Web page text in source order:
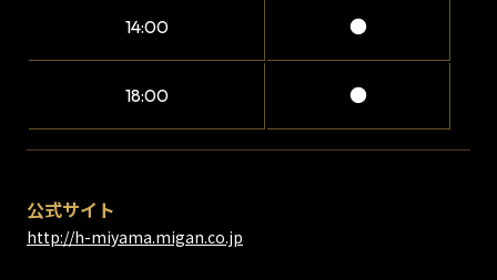
14:00 ●
18:00 ●
公式サイト
http://h-miyama.migan.co.jp